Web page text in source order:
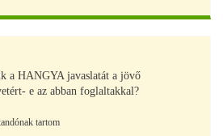
a HANGYA javaslatát a jövő
e az abban foglaltakkal?
tartom